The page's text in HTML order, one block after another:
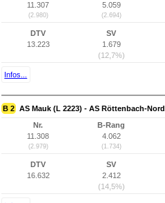
11.307
(2.980)
5.059
(2.694)
DTV
13.223
SV
1.679
(12,7%)
Infos...
B 2 AS Mauk (L 2223) - AS Röttenbach-Nord
Nr.
11.308
(2.979)
B-Rang
4.062
(1.734)
DTV
16.632
SV
2.412
(14,5%)